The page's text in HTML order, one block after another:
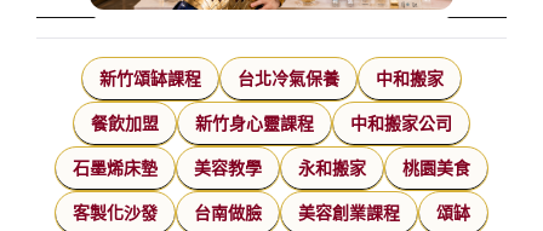
新竹頌缽課程 台北冷氣保養 中和搬家
餐飲加盟 新竹身心靈課程 中和搬家公司
石墨烯床墊 美容教學 永和搬家 桃園美食
客製化沙發 台南做臉 美容創業課程 頌缽